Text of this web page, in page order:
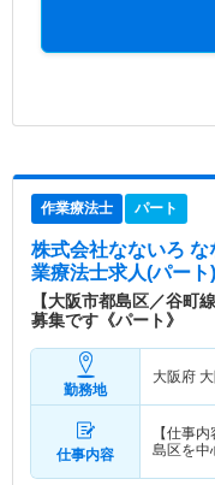
作業療法士 パート
株式会社なないろ
業療法士求人(パート)
【大阪市都島区／谷町
募集です《パート》
勤務地
大阪府
仕事内容
【仕事
島区を中